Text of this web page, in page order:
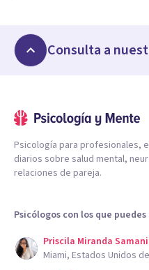
Consulta a
Psicología para profesionales,
diarios sobre salud mental,
relaciones de pareja.
Psicólogos con los que
Priscila Miranda
Miami, Estados Unidos